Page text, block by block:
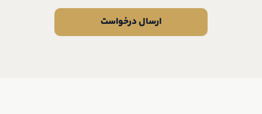
ارسال درخواست